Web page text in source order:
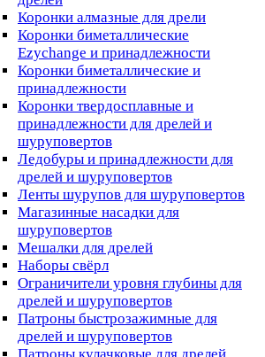
Коронки алмазные для дрели
Коронки биметаллические
Ezychange и принадлежности
Коронки биметаллические и
принадлежности
Коронки твердосплавные и
принадлежности для дрелей и
шуруповертов
Ледобуры и принадлежности для
дрелей и шуруповертов
Ленты шурупов для шуруповертов
Магазинные насадки для
шуруповертов
Мешалки для дрелей
Наборы свёрл
Ограничители уровня глубины для
дрелей и шуруповертов
Патроны быстрозажимные для
дрелей и шуруповертов